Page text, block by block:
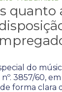
quanto
do
3857/60,
forma clara